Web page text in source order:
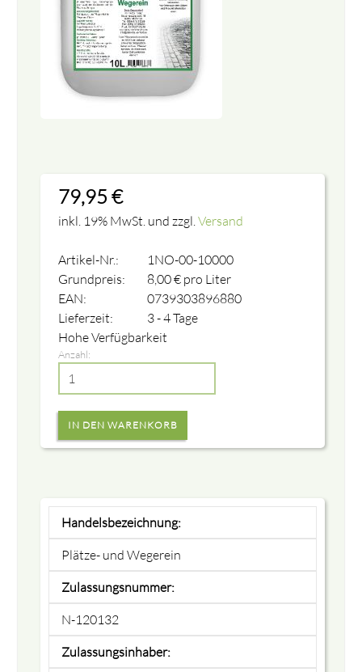
79,95 €
inkl. 19% MwSt. und zzgl. Versand
Artikel-Nr.:
1NO-00-10000
Grundpreis:
8,00€ pro Liter
EAN:
0739303896880
Lieferzeit:
3 - 4 Tage
Hohe Verfügbarkeit
Anzahl:
Handelsbezeichnung:
Plätze- und Wegerein
Zulassungsnummer:
N-120132
Zulassungsinhaber: